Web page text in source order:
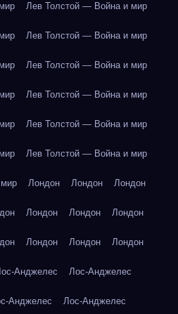
Лев Толстой — Война и мир
Лев Толстой — Война и мир
Лев Толстой — Война и мир
Лев Толстой — Война и мир
Лев Толстой — Война и мир
Лев Толстой — Война и мир
Лондон Лондон Лондон
Лондон Лондон Лондон
Лондон Лондон Лондон
Анджелес Лос-Анджелес
Анджелес Лос-Анджелес